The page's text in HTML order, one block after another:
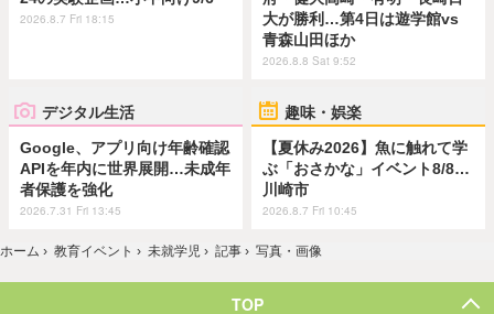
2026.8.7 Fri 18:15
大が勝利…第4日は遊学館vs
青森山田ほか
2026.8.8 Sat 9:52
デジタル生活
Google、アプリ向け年齢確認
APIを年内に世界展開…未成年
者保護を強化
2026.7.31 Fri 13:45
趣味・娯楽
【夏休み2026】魚に触れて学
ぶ「おさかな」イベント8/8…
川崎市
2026.8.7 Fri 10:45
ホーム › 教育イベント › 未就学児 › 記事 › 写真・画像
TOP